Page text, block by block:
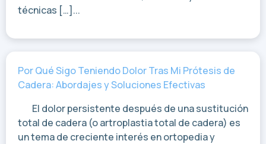
técnicas […]...
Por Qué Sigo Teniendo Dolor Tras Mi Prótesis de
Cadera: Abordajes y Soluciones Efectivas
El dolor persistente después de una sustitución
total de cadera (o artroplastia total de cadera) es
un tema de creciente interés en ortopedia y